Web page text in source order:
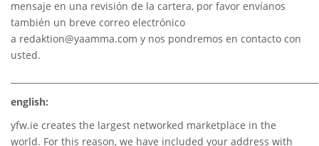
mensaje en una revisión de la cartera, por favor envíanos
también un breve correo electrónico
a redaktion@yaamma.com y nos pondremos en contacto con
usted.
english:
yfw.ie creates the largest networked marketplace in the
world. For this reason, we have included your address with